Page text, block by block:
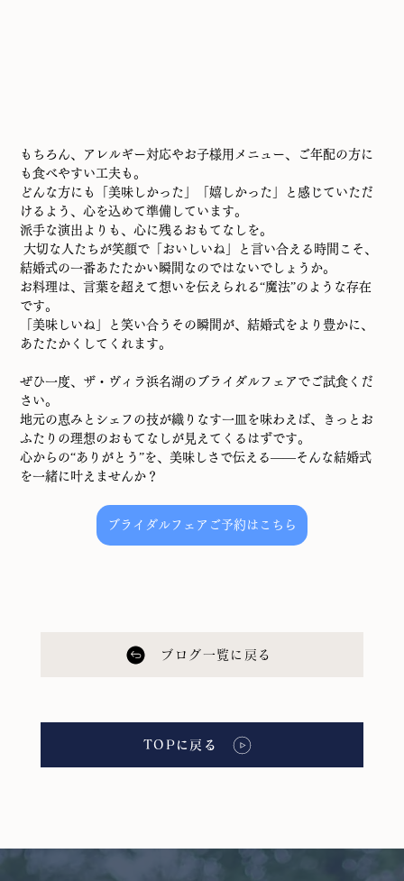
TOPに戻る
ブログ一覧に戻る
もちろん、アレルギー対応やお子様用メニュー、ご年配の方に
も食べやすい工夫も。
どんな方にも「美味しかった」「嬉しかった」と感じていただ
けるよう、心を込めて準備しています。
派手な演出よりも、心に残るおもてなしを。
結婚式の一番あたたかい瞬間なのではないでしょうか。
お料理は、言葉を超えて想いを伝えられる“魔法”のような存在
です。
「美味しいね」と笑い合うその瞬間が、結婚式をより豊かに、
あたたかくしてくれます。
ぜひ一度、ザ・ヴィラ浜名湖のブライダルフェアでご試食くだ
さい。
地元の恵みとシェフの技が織りなす一皿を味わえば、きっとお
ふたりの理想のおもてなしが見えてくるはずです。
心からの“ありがとう”を、美味しさで伝える——そんな結婚式
を一緒に叶えませんか？
ブライダルフェアご予約はこちら